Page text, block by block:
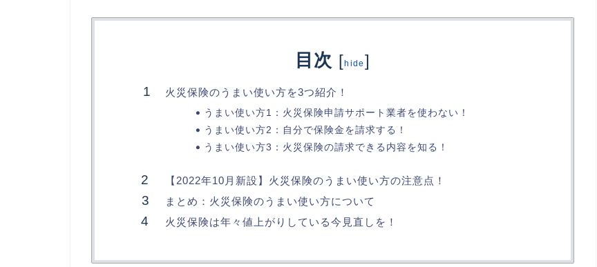
目次 [hide ]
火災保険のうまい使い方を3つ紹介！
うまい使い方1：火災保険申請サポート業者を使わない！
うまい使い方2：自分で保険金を請求する！
うまい使い方3：火災保険の請求できる内容を知る！
【2022年10月新設】火災保険のうまい使い方の注意点！
まとめ：火災保険のうまい使い方について
火災保険は年々値上がりしている今見直しを！